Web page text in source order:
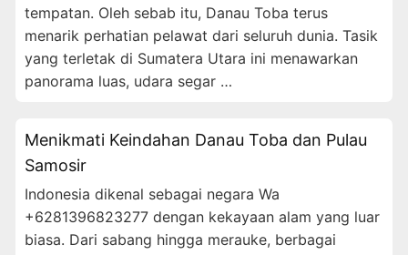
tempatan. Oleh sebab itu, Danau Toba terus
menarik perhatian pelawat dari seluruh dunia. Tasik
yang terletak di Sumatera Utara ini menawarkan
panorama luas, udara segar …
Menikmati Keindahan Danau Toba dan Pulau
Samosir
Indonesia dikenal sebagai negara Wa
+6281396823277 dengan kekayaan alam yang luar
biasa. Dari sabang hingga merauke, berbagai